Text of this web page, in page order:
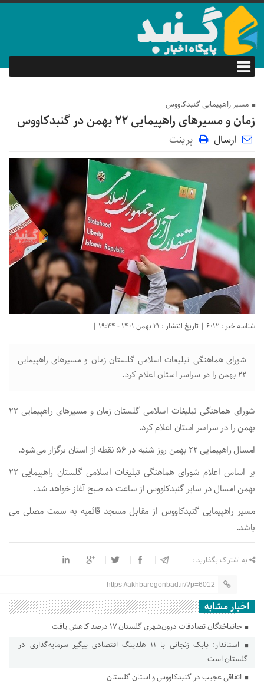
مسیر راهپیمایی گنبدکاووس
زمان و مسیر‌های راهپیمایی ۲۲ بهمن در گنبدکاووس
ارسال پرینت
شناسه خبر : 6012 | تاریخ انتشار : 21 بهمن 1401 - 19:44 |
شورای هماهنگی تبلیغات اسلامی گلستان زمان و مسیر‌های راهپیمایی
۲۲ بهمن را در سراسر استان اعلام کرد.
شورای هماهنگی تبلیغات اسلامی گلستان زمان و مسیر‌های راهپیمایی ۲۲
بهمن را در سراسر استان اعلام کرد.
امسال راهپیمایی ۲۲ بهمن روز شنبه در ۵۶ نقطه از استان برگزار می‌شود.
بر اساس اعلام شورای هماهنگی تبلیغات اسلامی گلستان راهپیمایی ۲۲
بهمن امسال در سایر گنبدکاووس از ساعت ده صبح آغاز خواهد شد.
مسیر راهپیمایی گنبدکاووس از مقابل مسجد قائمیه به سمت مصلی‌ می
باشد.
به اشتراک بگذارید :
https://akhbaregonbad.ir/?p=6012
اخبار مشابه
جانباختگان تصادفات درون‌شهری گلستان ۱۷ درصد کاهش یافت
استاندار: بابک زنجانی با ۱۱ هلدینگ اقتصادی پیگیر سرمایه‌گذاری در
گلستان است
اتفاقی عجیب در‌ گنبدکاووس و استان گلستان